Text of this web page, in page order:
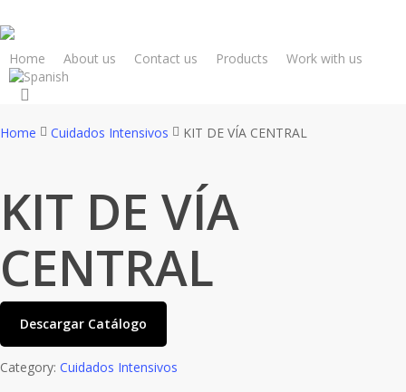
to
main
content
Home About us Contact us Products Work with us
Home Cuidados Intensivos KIT DE VÍA CENTRAL
KIT DE VÍA
CENTRAL
Descargar Catálogo
Category: Cuidados Intensivos